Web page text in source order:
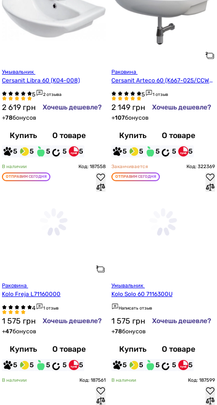
Cersanit Libra 60 (K04-008)
2 отзыва
2 619 грн Хочешь дешевле?
+78бонусов
Купить О товаре
5 5 5 5 5
Cersanit Arteco 60 (K667-025/CCWS1
1 отзыв
2 149 грн Хочешь дешевле?
+107бонусов
Купить О товаре
5 5 5 5 5
В наличии Код: 187558
ОТПРАВИМ СЕГОДНЯ
Kolo Freja L71160000
1 отзыв
1 575 грн Хочешь дешевле?
+47бонусов
Купить О товаре
5 5 5 5 5
Заканчивается Код: 322369
ОТПРАВИМ СЕГОДНЯ
Kolo Solo 60 7116300U
Написать отзыв
1 575 грн Хочешь дешевле?
+78бонусов
Купить О товаре
5 5 5 5 5
В наличии Код: 187561 В наличии Код: 187599